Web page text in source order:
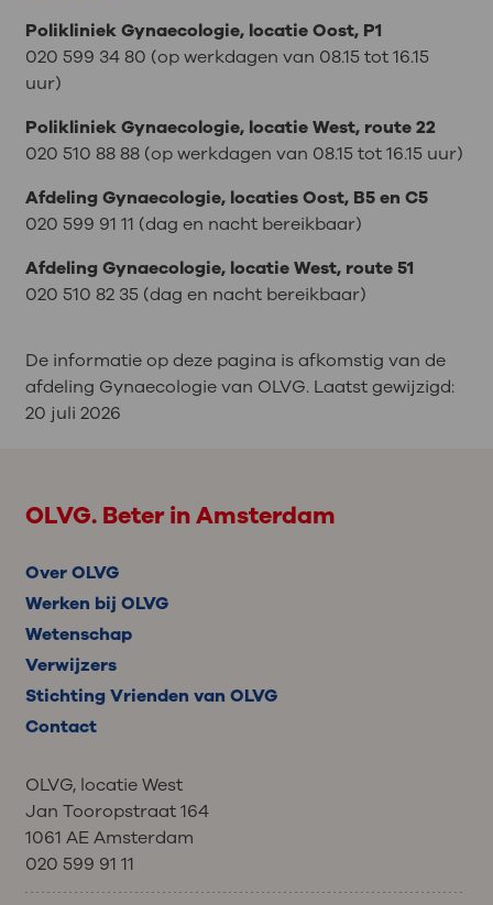
Polikliniek Gynaecologie, locatie Oost, P1
020 599 34 80 (op werkdagen van 08.15 tot 16.15
uur)
Polikliniek Gynaecologie, locatie West, route 22
020 510 88 88 (op werkdagen van 08.15 tot 16.15 uur)
Afdeling Gynaecologie, locaties Oost, B5 en C5
020 599 91 11 (dag en nacht bereikbaar)
Afdeling Gynaecologie, locatie West, route 51
020 510 82 35 (dag en nacht bereikbaar)
De informatie op deze pagina is afkomstig van de
afdeling Gynaecologie van OLVG. Laatst gewijzigd:
20 juli 2026
OLVG. Beter in Amsterdam
Over OLVG
Werken bij OLVG
Wetenschap
Verwijzers
Stichting Vrienden van OLVG
Contact
OLVG, locatie West
Jan Tooropstraat 164
1061 AE Amsterdam
020 599 91 11